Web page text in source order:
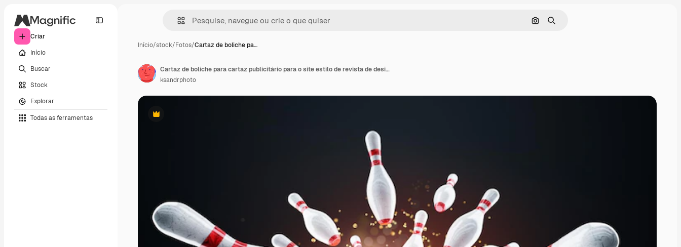
Criar
Início
Buscar
Stock
Explorar
Todas as ferramentas
Pesquisar por imagem
Buscar
Início/stock/Fotos/Cartaz de boliche pa…
Premium
Cartaz de boliche para cartaz publicitário para o site estilo de revista de design moderno Bola de boliche e boliche na pista Copiar espaço ilustração 3D renderização em 3D
ksandrphoto